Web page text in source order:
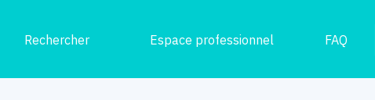
Rechercher Espace professionnel FAQ